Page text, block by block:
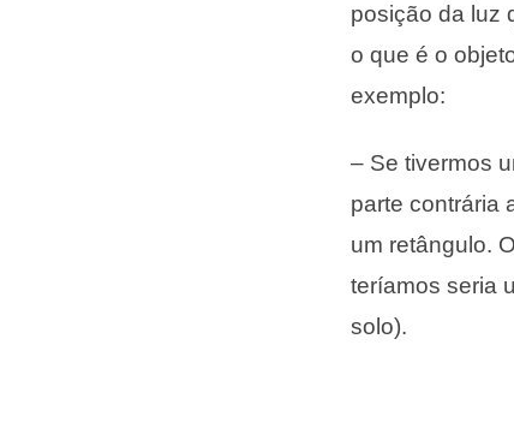
posição da luz
o que é o
exemplo:
– Se tivermos
parte contrária
um retângulo.
teríamos seria
solo).